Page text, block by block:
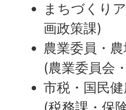
まちづくり
画政策課)
農業委員・
(農業委員会
市税・国民